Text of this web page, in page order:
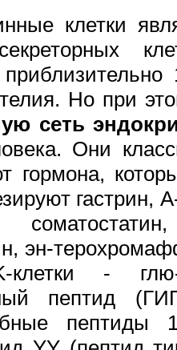
клетки
Но при
сеть
Они
гормона,
гастрин,
эн-
клетки - глю-
пептид